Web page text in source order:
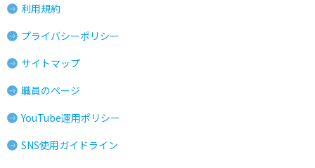
利用規約
プライバシーポリシー
サイトマップ
職員のページ
YouTube運用ポリシー
SNS使用ガイドライン